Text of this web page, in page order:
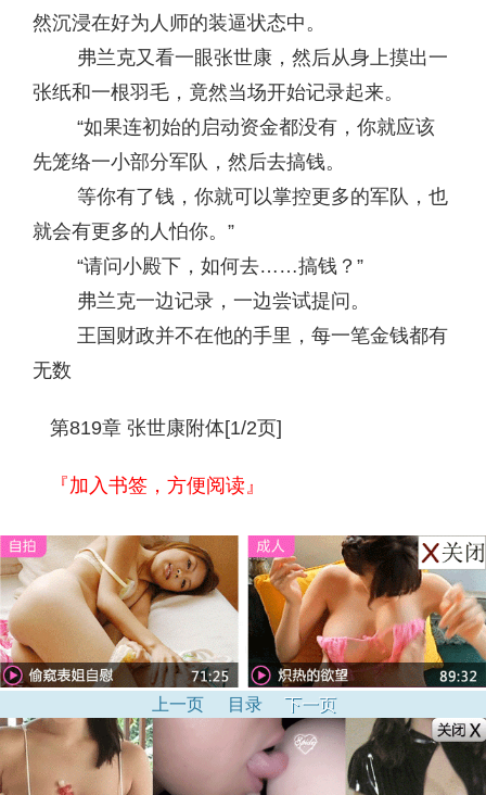
然沉浸在好为人师的装逼状态中。
弗兰克又看一眼张世康，然后从身上摸出一
张纸和一根羽毛，竟然当场开始记录起来。
“如果连初始的启动资金都没有，你就应该
先笼络一小部分军队，然后去搞钱。
等你有了钱，你就可以掌控更多的军队，也
就会有更多的人怕你。”
“请问小殿下，如何去……搞钱？”
弗兰克一边记录，一边尝试提问。
王国财政并不在他的手里，每一笔金钱都有
无数
第819章 张世康附体[1/2页]
『加入书签，方便阅读』
上一页 目录 下一页